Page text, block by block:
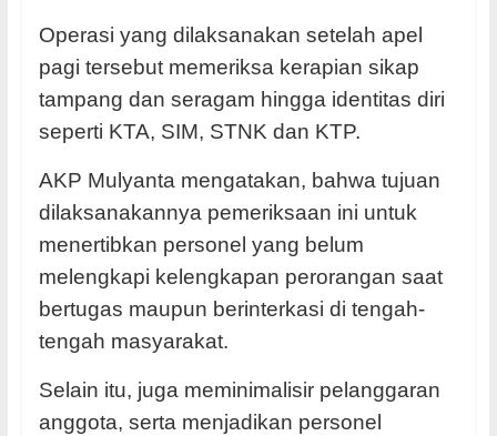
Operasi yang dilaksanakan setelah apel
pagi tersebut memeriksa kerapian sikap
tampang dan seragam hingga identitas diri
seperti KTA, SIM, STNK dan KTP.
AKP Mulyanta mengatakan, bahwa tujuan
dilaksanakannya pemeriksaan ini untuk
menertibkan personel yang belum
melengkapi kelengkapan perorangan saat
bertugas maupun berinterkasi di tengah-
tengah masyarakat.
Selain itu, juga meminimalisir pelanggaran
anggota, serta menjadikan personel